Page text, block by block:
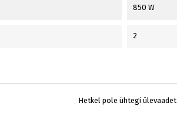
850 W
2
Hetkel pole ühtegi ülevaadet